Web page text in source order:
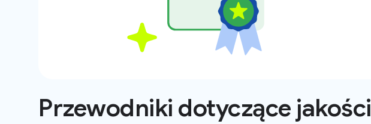
Przewodniki dotyczące jakości